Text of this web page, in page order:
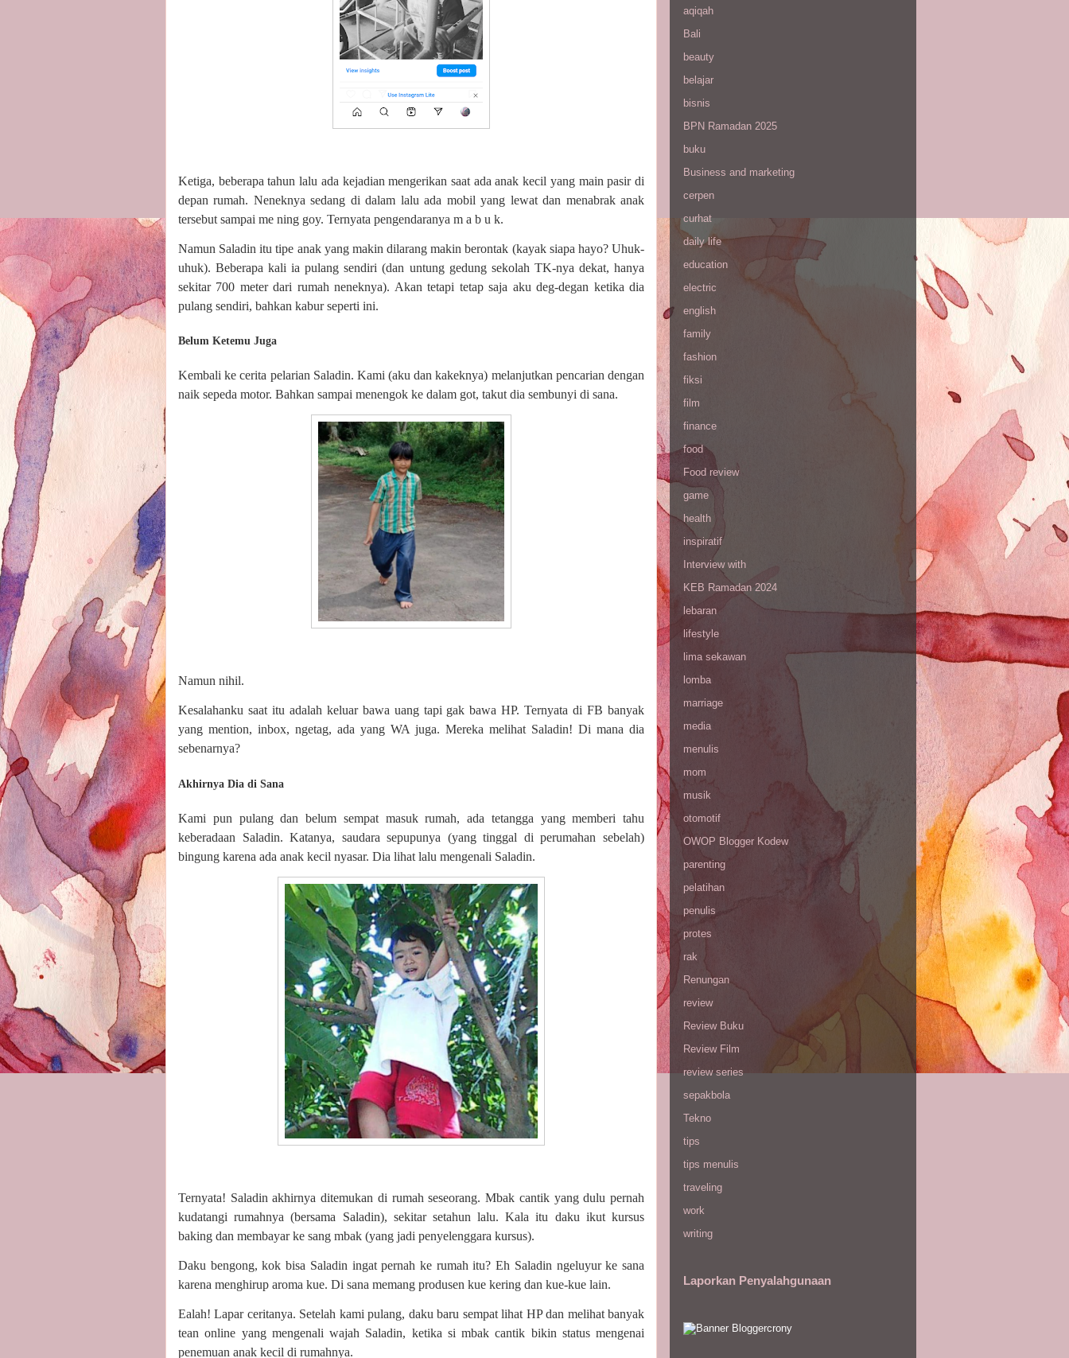
Ketiga, beberapa tahun lalu ada kejadian mengerikan saat ada anak kecil yang main pasir di
depan rumah. Neneknya sedang di dalam lalu ada mobil yang lewat dan menabrak anak
tersebut sampai me ning goy. Ternyata pengendaranya m a b u k.
Namun Saladin itu tipe anak yang makin dilarang makin berontak (kayak siapa hayo? Uhuk-
uhuk). Beberapa kali ia pulang sendiri (dan untung gedung sekolah TK-nya dekat, hanya
sekitar 700 meter dari rumah neneknya). Akan tetapi tetap saja aku deg-degan ketika dia
pulang sendiri, bahkan kabur seperti ini.
Belum Ketemu Juga
Kembali ke cerita pelarian Saladin. Kami (aku dan kakeknya) melanjutkan pencarian dengan
naik sepeda motor. Bahkan sampai menengok ke dalam got, takut dia sembunyi di sana.
Namun nihil.
Kesalahanku saat itu adalah keluar bawa uang tapi gak bawa HP. Ternyata di FB banyak
yang mention, inbox, ngetag, ada yang WA juga. Mereka melihat Saladin! Di mana dia
sebenarnya?
Akhirnya Dia di Sana
Kami pun pulang dan belum sempat masuk rumah, ada tetangga yang memberi tahu
keberadaan Saladin. Katanya, saudara sepupunya (yang tinggal di perumahan sebelah)
bingung karena ada anak kecil nyasar. Dia lihat lalu mengenali Saladin.
Ternyata! Saladin akhirnya ditemukan di rumah seseorang. Mbak cantik yang dulu pernah
kudatangi rumahnya (bersama Saladin), sekitar setahun lalu. Kala itu daku ikut kursus
baking dan membayar ke sang mbak (yang jadi penyelenggara kursus).
Daku bengong, kok bisa Saladin ingat pernah ke rumah itu? Eh Saladin ngeluyur ke sana
karena menghirup aroma kue. Di sana memang produsen kue kering dan kue-kue lain.
Ealah! Lapar ceritanya. Setelah kami pulang, daku baru sempat lihat HP dan melihat banyak
tean online yang mengenali wajah Saladin, ketika si mbak cantik bikin status mengenai
penemuan anak kecil di rumahnya.
aqiqah
Bali
beauty
belajar
bisnis
BPN Ramadan 2025
buku
Business and marketing
cerpen
curhat
daily life
education
electric
english
family
fashion
fiksi
film
finance
food
Food review
game
health
inspiratif
Interview with
KEB Ramadan 2024
lebaran
lifestyle
lima sekawan
lomba
marriage
media
menulis
mom
musik
otomotif
OWOP Blogger Kodew
parenting
pelatihan
penulis
protes
rak
Renungan
review
Review Buku
Review Film
review series
sepakbola
Tekno
tips
tips menulis
traveling
work
writing
Laporkan Penyalahgunaan